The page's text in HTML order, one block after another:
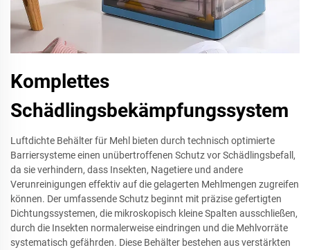
Komplettes
Schädlingsbekämpfungssystem
Luftdichte Behälter für Mehl bieten durch technisch optimierte
Barriersysteme einen unübertroffenen Schutz vor Schädlingsbefall,
da sie verhindern, dass Insekten, Nagetiere und andere
Verunreinigungen effektiv auf die gelagerten Mehlmengen zugreifen
können. Der umfassende Schutz beginnt mit präzise gefertigten
Dichtungssystemen, die mikroskopisch kleine Spalten ausschließen,
durch die Insekten normalerweise eindringen und die Mehlvorräte
systematisch gefährden. Diese Behälter bestehen aus verstärkten